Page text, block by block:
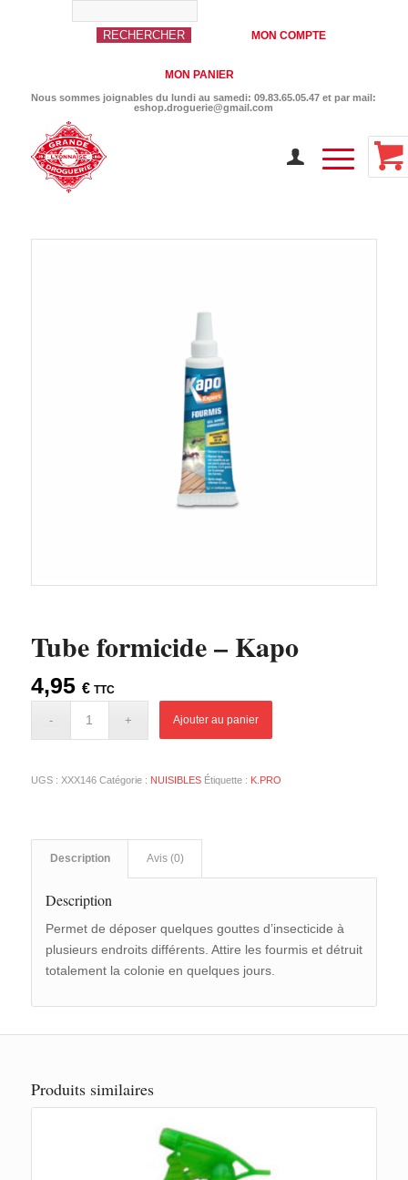
MON COMPTE
MON PANIER
Nous sommes joignables du lundi au samedi: 09.83.65.05.47 et par mail:
eshop.droguerie@gmail.com
Tube formicide – Kapo
4,95 € TTC
Ajouter au panier
UGS : XXX146 Catégorie : NUISIBLES Étiquette : K.PRO
Description Avis (0)
Description
Permet de déposer quelques gouttes d’insecticide à
plusieurs endroits différents. Attire les fourmis et détruit
totalement la colonie en quelques jours.
Produits similaires